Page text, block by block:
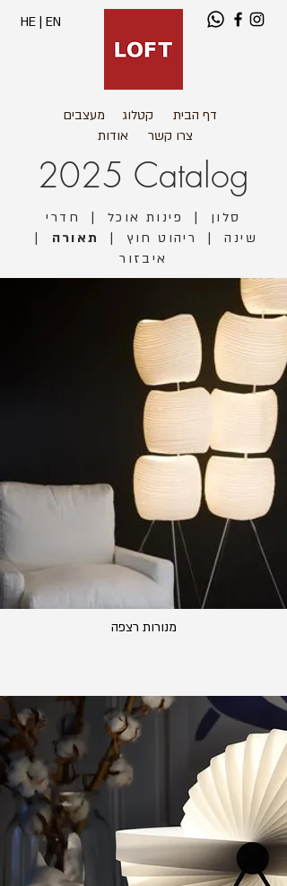
HE| EN
דף הבית קטלוג
מעצבים
צרו קשר
אודות
2025 Catalog
מנורות רצפה
סלון | פינות אוכל |
חדרי
שינה
| ריהוט חוץ | תאורה |
איבזור